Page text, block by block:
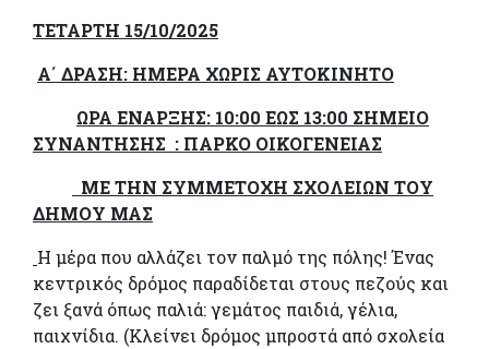
ΤΕΤΑΡΤΗ 15/10/2025
Α΄ ΔΡΑΣΗ: ΗΜΕΡΑ ΧΩΡΙΣ ΑΥΤΟΚΙΝΗΤΟ
ΩΡΑ ΕΝΑΡΞΗΣ: 10:00 ΕΩΣ 13:00 ΣΗΜΕΙΟ
ΣΥΝΑΝΤΗΣΗΣ : ΠΑΡΚΟ ΟΙΚΟΓΕΝΕΙΑΣ
ΜΕ ΤΗΝ ΣΥΜΜΕΤΟΧΗ ΣΧΟΛΕΙΩΝ ΤΟΥ
ΔΗΜΟΥ ΜΑΣ
Η μέρα που αλλάζει τον παλμό της πόλης! Ένας
κεντρικός δρόμος παραδίδεται στους πεζούς και
ζει ξανά όπως παλιά: γεμάτος παιδιά, γέλια,
παιχνίδια. (Κλείνει δρόμος μπροστά από σχολεία